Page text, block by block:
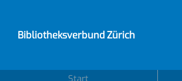
Bibliotheksverbund Zürich
Start